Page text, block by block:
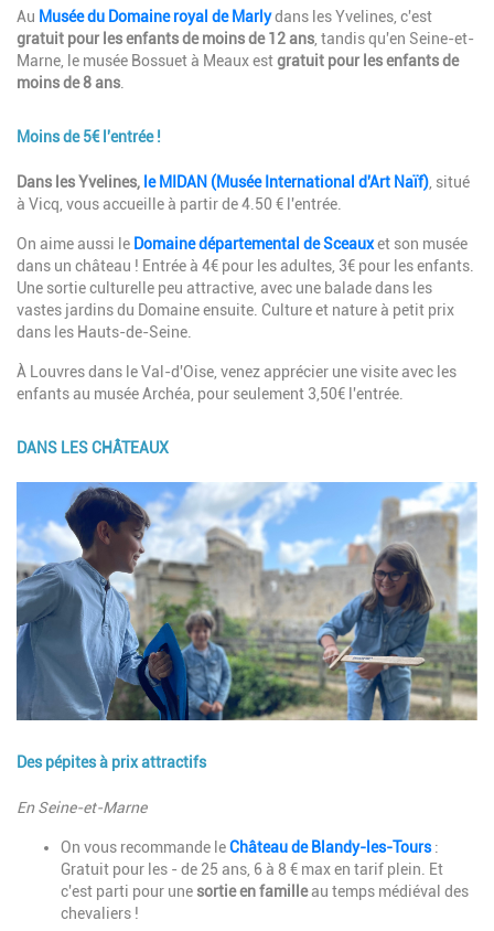
Au Musée du Domaine royal de Marlydans les Yvelines, c'est
gratuit pour les enfants de moins de 12 ans , tandis qu'en Seine-et-
Marne, le musée Bossuet à Meaux estgratuit pour les enfants de
moins de 8 ans
Moins de 5€ l'entrée !
Description
Dans les Yvelines, le MIDAN (Musée International d'Art Naïf) , situé
à Vicq, vous accueille à partir de 4.50 € l'entrée.
On aime aussi le Domaine départemental de Sceauxet son musée
dans un château ! Entrée à 4€ pour les adultes, 3€ pour les enfants.
Une sortie culturelle peu attractive, avec une balade dans les
vastes jardins du Domaine ensuite. Culture et nature à petit prix
dans les Hauts-de-Seine.
À Louvres dans le Val-d'Oise, venez apprécier une visite avec les
enfants au musée Archéa, pour seulement 3,50€ l'entrée.
DANS LES CHÂTEAUX
Des pépites à prix attractifs
Description
En Seine-et-Marne
On vous recommande leChâteau de Blandy-les-Tours:
Gratuit pour les - de 25 ans, 6 à 8 € max en tarif plein. Et
c'est parti pour unesortieen familleau temps médiéval des
chevaliers !